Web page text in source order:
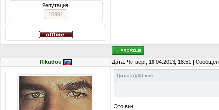
Репутация:
10991
Rikudou Дата: Четверг, 18.04.2013, 18:51 |
Цитата (g0d-me)
Это вин.